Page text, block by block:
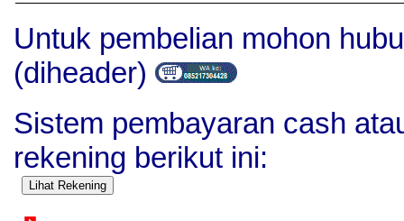
Untuk pembelian mohon
(diheader)
Sistem pembayaran cash
rekening berikut ini: